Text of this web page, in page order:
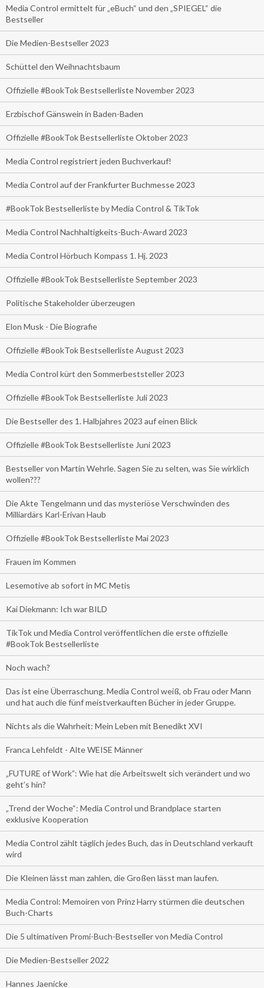
Media Control ermittelt für „eBuch“ und den „SPIEGEL“ die
Bestseller
Die Medien-Bestseller 2023
Schüttel den Weihnachtsbaum
Offizielle #BookTok Bestsellerliste November 2023
Erzbischof Gänswein in Baden-Baden
Offizielle #BookTok Bestsellerliste Oktober 2023
Media Control registriert jeden Buchverkauf!
Media Control auf der Frankfurter Buchmesse 2023
#BookTok Bestsellerliste by Media Control & TikTok
Media Control Nachhaltigkeits-Buch-Award 2023
Media Control Hörbuch Kompass 1. Hj. 2023
Offizielle #BookTok Bestsellerliste September 2023
Politische Stakeholder überzeugen
Elon Musk - Die Biografie
Offizielle #BookTok Bestsellerliste August 2023
Media Control kürt den Sommerbeststeller 2023
Offizielle #BookTok Bestsellerliste Juli 2023
Die Bestseller des 1. Halbjahres 2023 auf einen Blick
Offizielle #BookTok Bestsellerliste Juni 2023
Bestseller von Martin Wehrle. Sagen Sie zu selten, was Sie wirklich
wollen???
Die Akte Tengelmann und das mysteriöse Verschwinden des
Milliardärs Karl-Erivan Haub
Offizielle #BookTok Bestsellerliste Mai 2023
Frauen im Kommen
Lesemotive ab sofort in MC Metis
Kai Diekmann: Ich war BILD
TikTok und Media Control veröffentlichen die erste offizielle
#BookTok Bestsellerliste
Noch wach?
Das ist eine Überraschung. Media Control weiß, ob Frau oder Mann
und hat auch die fünf meistverkauften Bücher in jeder Gruppe.
Nichts als die Wahrheit: Mein Leben mit Benedikt XVI
Franca Lehfeldt - Alte WEISE Männer
„FUTURE of Work”: Wie hat die Arbeitswelt sich verändert und wo
geht’s hin?
„Trend der Woche“: Media Control und Brandplace starten
exklusive Kooperation
Media Control zählt täglich jedes Buch, das in Deutschland verkauft
wird
Die Kleinen lässt man zahlen, die Großen lässt man laufen.
Media Control: Memoiren von Prinz Harry stürmen die deutschen
Buch-Charts
Die 5 ultimativen Promi-Buch-Bestseller von Media Control
Die Medien-Bestseller 2022
Hannes Jaenicke